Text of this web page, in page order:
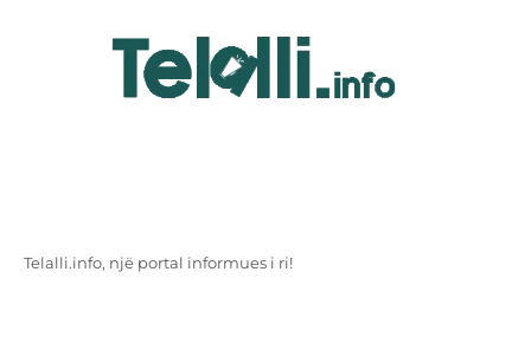
Telalli.info, një portal informues i ri!